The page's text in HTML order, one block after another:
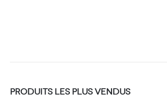
PRODUITS LES PLUS VENDUS